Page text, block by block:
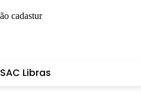
SAC Libras